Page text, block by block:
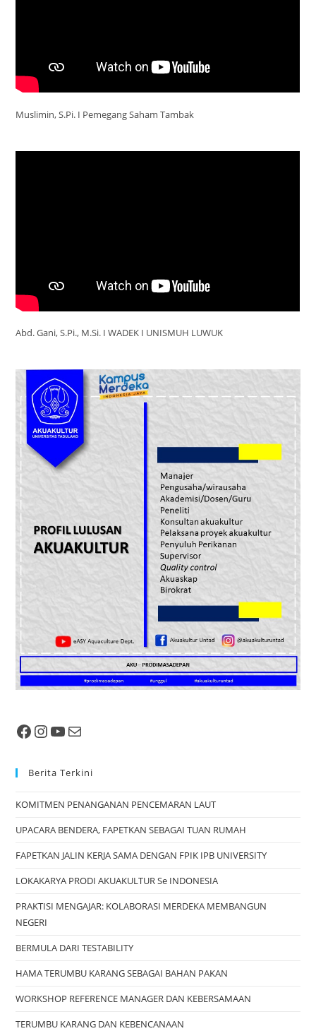
Muslimin, S.Pi. I Pemegang Saham Tambak
Abd. Gani, S.Pi., M.Si. I WADEK I UNISMUH LUWUK
Berita Terkini
KOMITMEN PENANGANAN PENCEMARAN LAUT
UPACARA BENDERA, FAPETKAN SEBAGAI TUAN RUMAH
FAPETKAN JALIN KERJA SAMA DENGAN FPIK IPB UNIVERSITY
LOKAKARYA PRODI AKUAKULTUR Se INDONESIA
PRAKTISI MENGAJAR: KOLABORASI MERDEKA MEMBANGUN
NEGERI
BERMULA DARI TESTABILITY
HAMA TERUMBU KARANG SEBAGAI BAHAN PAKAN
WORKSHOP REFERENCE MANAGER DAN KEBERSAMAAN
TERUMBU KARANG DAN KEBENCANAAN